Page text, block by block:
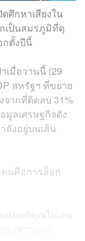
ศึกหาเสียงใน
เป็นสมรภูมิที่ดุ
กตั้งปีนี้
เมื่อวานนี้ (29
สหรัฐฯ ที่ขยาย
จากที่ติดลบ 31%
มูลเศรษฐกิจดัง
ลังอยู่บนเส้น
ดนคือการล็อก
นแบบที่คุณไม่เคย